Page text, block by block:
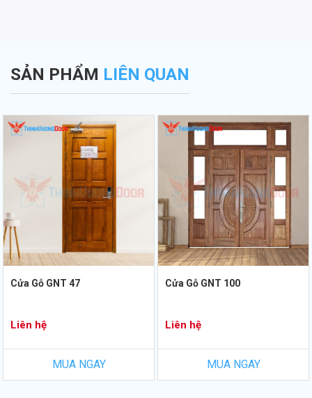
SẢN PHẨM LIÊN QUAN
Cửa Gỗ GNT 47
Liên hệ
MUA NGAY
Cửa Gỗ GNT 100
Liên hệ
MUA NGAY